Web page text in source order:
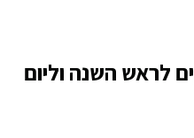
לראש השנה וליום